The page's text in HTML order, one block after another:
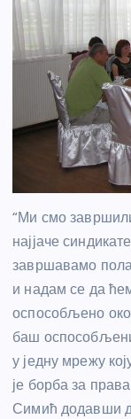
“Ми смо
најјаче
завршавамо
и надам се да
оспособљено око
баш
у једну мрежу
је борба за
Симић додавши